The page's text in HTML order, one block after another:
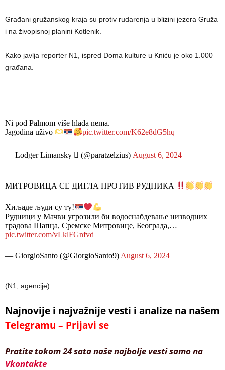
Građani gružanskog kraja su protiv rudarenja u blizini jezera Gruža
i na živopisnoj planini Kotlenik.
Kako javlja reporter N1, ispred Doma kulture u Kniću je oko 1.000
građana.
Ni pod Palmom više hlada nema.
Jagodina uživo
pic.twitter.com/K62e8dG5hq
— Lodger Limansky  (@paratzelzius) August 6, 2024
МИТРОВИЦА СЕ ДИГЛА ПРОТИВ РУДНИКА
Хиљаде људи су ту!
Рудници у Мачви угрозили би водоснабдевање низводних
градова Шапца, Сремске Митровице, Београда,…
pic.twitter.com/vLklFGnfvd
— GiorgioSanto (@GiorgioSanto9) August 6, 2024
(N1, agencije)
Najnovije i najvažnije vesti i analize na našem
Telegramu – Prijavi se
Pratite tokom 24 sata naše najbolje vesti samo na
Vkontakte